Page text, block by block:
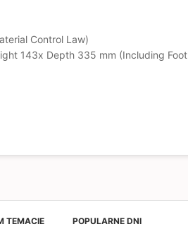
Control Law)
143x Depth 335 mm (Including
TEMACIE POPULARNE DNI